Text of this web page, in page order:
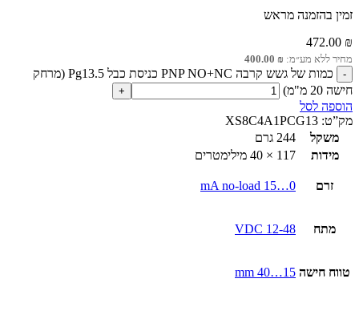
זמין בהזמנה מראש
472.00 ₪
מחיר ללא מע״מ: 400.00 ₪
כמות של גשש קרבה PNP NO+NC כניסת כבל Pg13.5 (מרחק
חישה 20 מ"מ)
הוספה לסל
מק”ט: XS8C4A1PCG13
משקל
244 גרם
מידות
117 × 40 מילימטרים
זרם 0…15 mA no-load
מתח 12-48 VDC
טווח חישה 15…40 mm